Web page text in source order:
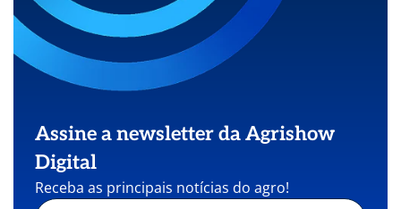
Assine a newsletter da Agrishow
Digital
Receba as principais notícias do agro!